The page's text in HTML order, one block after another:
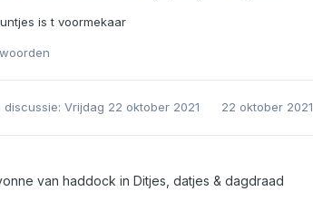
is t voormekaar
Vrijdag 22 oktober 2021 22 oktober 2021
van haddock in Ditjes, datjes & dagdraad